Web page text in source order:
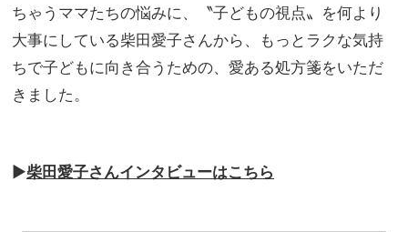
T A
HO
TEL
な
で映
画の
世界
へ没
ちゃうママたちの悩みに、〝子どもの視点〟を何より
大事にしている柴田愛子さんから、もっとラクな気持
ちで子どもに向き合うための、愛ある処方箋をいただ
きました。
▶︎柴田愛子さんインタビューはこちら